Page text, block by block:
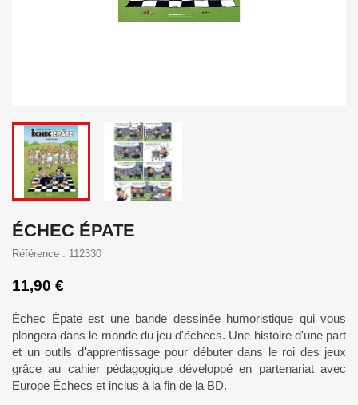
ÉCHEC ÉPATE
Référence : 112330
11,90 €
Échec Épate est une bande dessinée humoristique qui vous
plongera dans le monde du jeu d'échecs. Une histoire d'une part
et un outils d'apprentissage pour débuter dans le roi des jeux
grâce au cahier pédagogique développé en partenariat avec
Europe Échecs et inclus à la fin de la BD.